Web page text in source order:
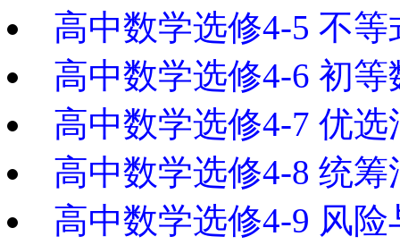
高中数学选修4-5 不等
高中数学选修4-6 初
高中数学选修4-7 优
高中数学选修4-8 统
高中数学选修4-9 风险